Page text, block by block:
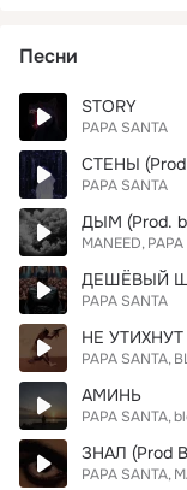
Песни
STORY
PAPA SANTA
СТЕНЫ (Prod.
PAPA SANTA
ДЫМ (Prod.
MANEED
ДЕШЁВЫЙ
PAPA SANTA
НЕ УТИХНУТ
PAPA SANTA
АМИНЬ
PAPA SANTA
ЗНАЛ (Prod
PAPA SANTA